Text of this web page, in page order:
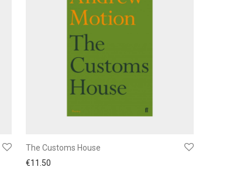
The Customs House
€11.50